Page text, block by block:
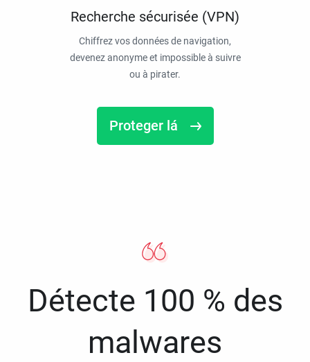
Recherche sécurisée (VPN)
Chiffrez vos données de navigation,
devenez anonyme et impossible à suivre
ou à pirater.
Proteger lá
Détecte 100 % des
malwares